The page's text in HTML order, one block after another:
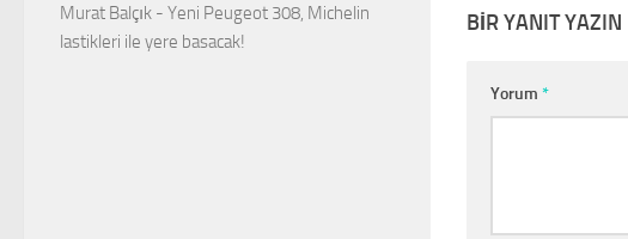
BIR YANIT YAZIN
Yorum *
Murat Balçık - Yeni Peugeot 308, Michelin
lastikleri ile yere basacak!